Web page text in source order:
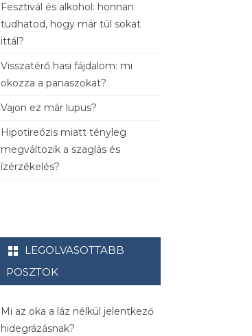
Fesztivál és alkohol: honnan
tudhatod, hogy már túl sokat
ittál?
Visszatérő hasi fájdalom: mi
okozza a panaszokat?
Vajon ez már lupus?
Hipotireózis miatt tényleg
megváltozik a szaglás és
ízérzékelés?
LEGOLVASOTTABB
POSZTOK
Mi az oka a láz nélkül jelentkező
hidegrázásnak?